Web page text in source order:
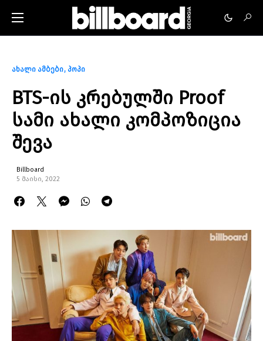
ახალი ამბები პოპი
BTS-ის კრებულში Proof
სამი ახალი კომპოზიცია
შევა
Billboard
5 მაისი, 2022